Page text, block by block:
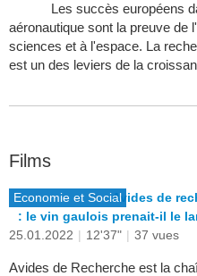
Les succès européens
aéronautique sont la preuve de
sciences et à l'espace. La
est un des leviers de la
Films
Economie et SocialAvides de
: le vin gaulois prenait-il le
25.01.2022 | 12'37" | 37 vues
Avides de Recherche est la